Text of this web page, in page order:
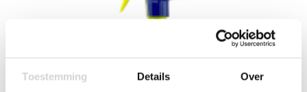
Toestemming Details Over